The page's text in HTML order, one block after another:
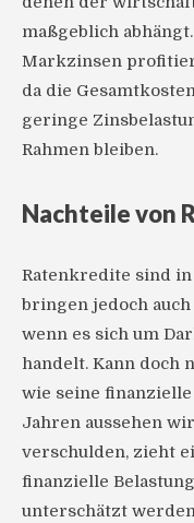
maßgeblich
Markzinsen
da die
geringe
Rahmen bleiben.
Nachteile von
Ratenkredite sind
bringen jedoch
wenn es sich um
handelt. Kann doch
wie seine
Jahren aussehen
verschulden, zieht
finanzielle
unterschätzt